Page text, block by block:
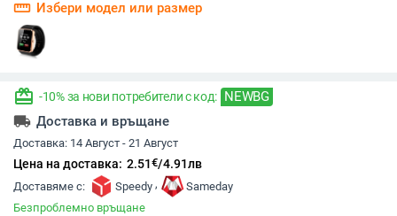
straighten Избери модел или размер
redeem -10% за нови потребители с код: NEWBG
local_shipping Доставка и връщане
Доставка: 14 Август - 21 Август
Цена на доставка: 2.51€/4.91лв
Доставяме с: Speedy ,
Sameday
Безпроблемно връщане